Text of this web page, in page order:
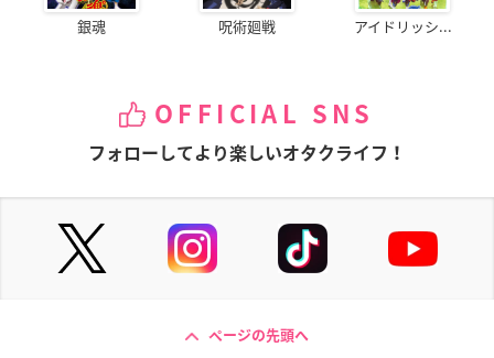
銀魂 呪術廻戦 アイドリッシ...
OFFICIAL SNS
フォローしてより楽しいオタクライフ！
ページの先頭へ